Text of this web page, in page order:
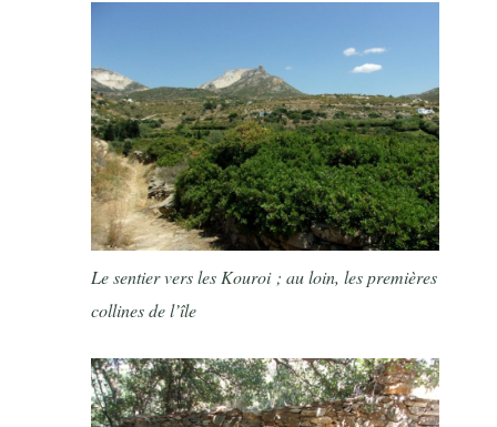
Le sentier vers les Kouroi ; au loin, les premières
collines de l’île